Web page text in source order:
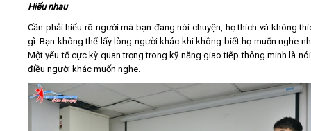
Hiểu nhau
Cần phải hiểu rõ người mà bạn đang nói chuyện, họ thích và không
gì. Bạn không thể lấy lòng người khác khi không biết họ muốn nghe
Một yếu tố cực kỳ quan trọng trong kỹ năng giao tiếp thông minh là
điều người khác muốn nghe.